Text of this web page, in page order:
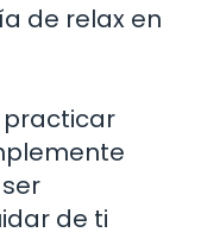
de relax en
practicar
de ti